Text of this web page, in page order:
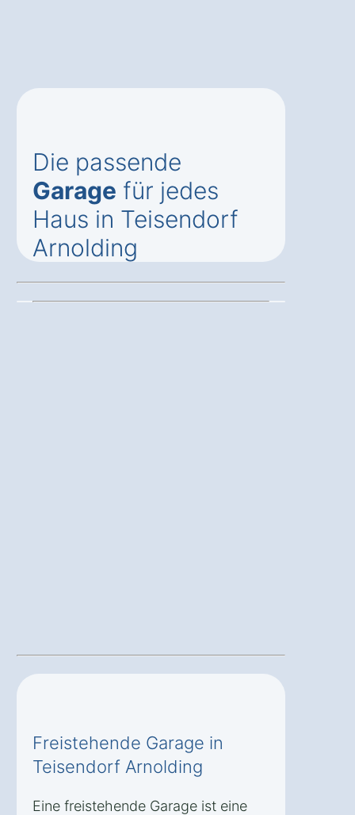
Die passende
Garage für jedes
Haus in Teisendorf
Arnolding
Freistehende Garage in
Teisendorf Arnolding
Eine freistehende Garage ist eine